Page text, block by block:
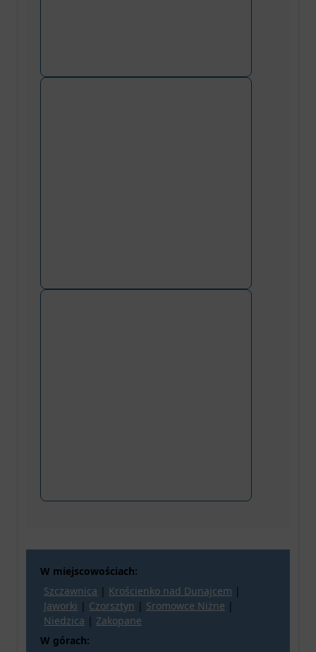
W miejscowościach:
Szczawnica | Krościenko nad Dunajcem |
Jaworki | Czorsztyn | Sromowce Niżne |
Niedzica | Zakopane
W górach: